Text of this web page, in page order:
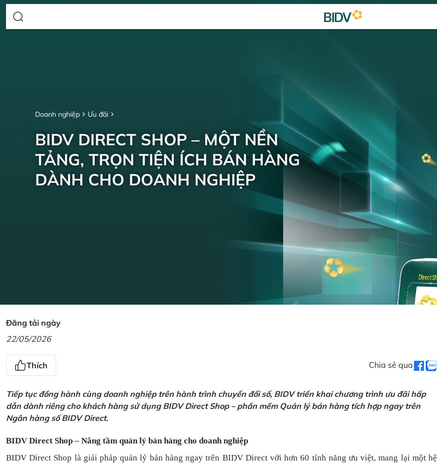
Doanh nghiệp Ưu đãi
BIDV DIRECT SHOP – MỘT NỀN
TẢNG, TRỌN TIỆN ÍCH BÁN HÀNG
DÀNH CHO DOANH NGHIỆP
Đăng tải ngày
22/05/2026
Thích Chia sẻ qua
Tiếp tục đồng hành cùng doanh nghiệp trên hành trình chuyển đổi số, BIDV triển khai chương trình ưu đãi hấp
dẫn dành riêng cho khách hàng sử dụng BIDV Direct Shop – phần mềm Quản lý bán hàng tích hợp ngay trên
Ngân hàng số BIDV Direct.
BIDV Direct Shop – Nâng tầm quản lý bán hàng cho doanh nghiệp
BIDV Direct Shop là giải pháp quản lý bán hàng ngay trên BIDV Direct với hơn 60 tính năng ưu việt, mang lại một hệ